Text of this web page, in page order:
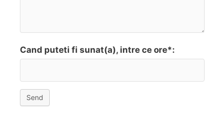
Cand puteti fi sunat(a), intre ce ore*:
Send